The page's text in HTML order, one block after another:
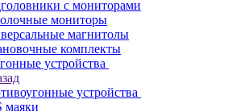
с мониторами
мониторы
магнитолы
комплекты
устройства
устройства
маяки